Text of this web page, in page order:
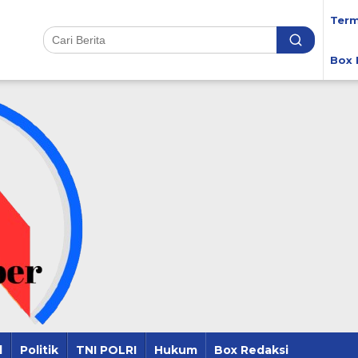
Box
Politik TNI POLRI Hukum Box Redaksi